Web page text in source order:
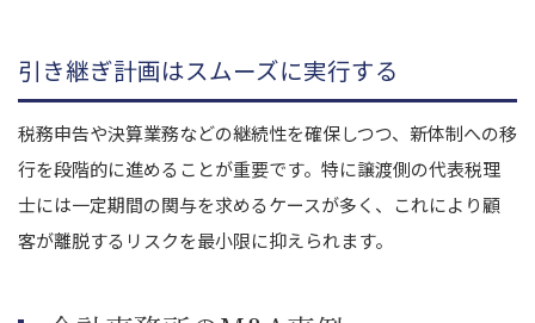
引き継ぎ計画はスムーズに実行する
税務申告や決算業務などの継続性を確保しつつ、新体制への移
行を段階的に進めることが重要です。特に譲渡側の代表税理
士には一定期間の関与を求めるケースが多く、これにより顧
客が離脱するリスクを最小限に抑えられます。